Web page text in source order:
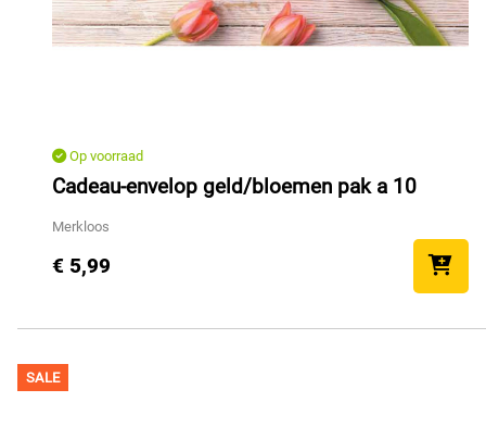
Op voorraad
Cadeau-envelop geld/bloemen pak a 10
Merkloos
€ 5,99
SALE